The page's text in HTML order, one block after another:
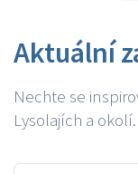
Aktuální
Nechte se
Lysolajích a okolí.